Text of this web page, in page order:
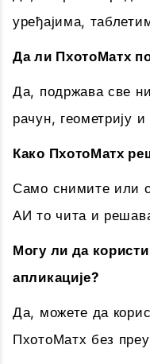
уређајима,
Да ли ПхотоМатх
Да, подржава све
рачун, геометрију и
Како ПхотоМатх
Само снимите или
АИ то чита и
Могу ли да
апликације?
Да, можете да
ПхотоМатх без